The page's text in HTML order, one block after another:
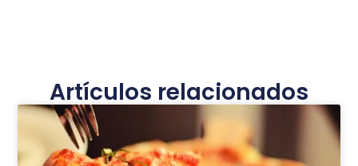
Artículos relacionados